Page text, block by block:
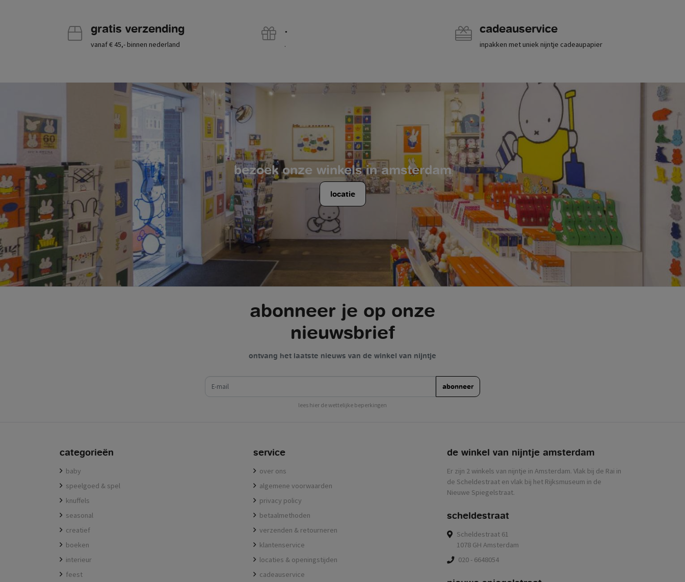
gratis verzending
vanaf € 45,- binnen nederland
.
.
cadeauservice
inpakken met uniek nijntje cadeaupapier
bezoek onze winkels in amsterdam
locatie
abonneer je op onze
nieuwsbrief
ontvang het laatste nieuws van de winkel van nijntje
e-mail
abonneer
lees hier de wettelijke beperkingen
categorieën
baby
speelgoed & spel
knuffels
seasonal
creatief
boeken
interieur
feest
service
over ons
algemene voorwaarden
privacy policy
betaalmethoden
verzenden & retourneren
klantenservice
locaties & openingstijden
cadeauservice
de winkel van nijntje
Er zijn 2 winkels van nijntje in Amsterdam. Vlak bij de Rai in
de Scheldestraat en vlak bij het Rijksmuseum in de
Nieuwe Spiegelstraat.
scheldestraat
Scheldestraat 61
1078 GH Amsterdam
020 - 6648054